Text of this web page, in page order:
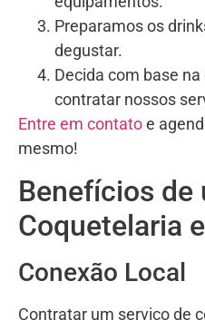
Preparamos os
degustar.
Decida com base
contratar nossos
Entre em contatoe
mesmo!
Benefícios de
Coquetelaria
Conexão Local
Contratar um serviço de